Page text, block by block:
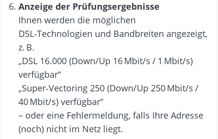
Anzeige der Prüfungsergebnisse
Ihnen werden die möglichen
DSL‑Technologien und Bandbreiten angezeigt,
z. B.
„DSL 16.000 (Down/Up 16 Mbit/s / 1 Mbit/s)
verfügbar“
„Super‑Vectoring 250 (Down/Up 250 Mbit/s /
40 Mbit/s) verfügbar“
– oder eine Fehlermeldung, falls Ihre Adresse
(noch) nicht im Netz liegt.